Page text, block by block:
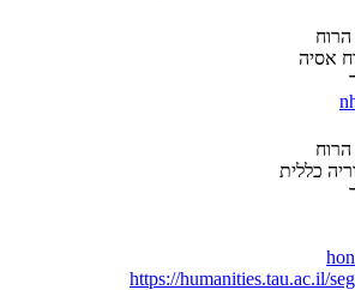
אסיה
כללית
https://humanities.tau.ac.il/